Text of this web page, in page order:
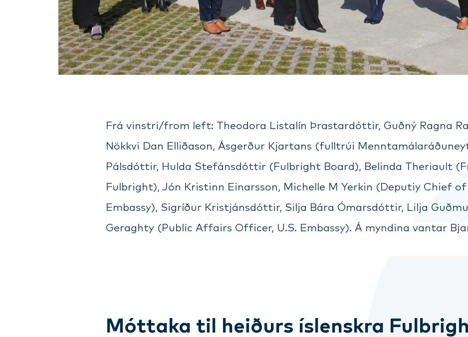
Frá vinstri/from left: Theodora Listalín Þrastardóttir, Guðný Ragna
Nökkvi Dan Elliðason, Ásgerður Kjartans (fulltrúi
Pálsdóttir, Hulda Stefánsdóttir (Fulbright Board), Belinda Theriault
Fulbright), Jón Kristinn Einarsson, Michelle M Yerkin (Deputiy Chief of
Embassy), Sigríður Kristjánsdóttir, Silja Bára Ómarsdóttir, Lilja
Geraghty (Public Affairs Officer, U.S. Embassy). Á myndina vantar
Móttaka til heiðurs íslenskra